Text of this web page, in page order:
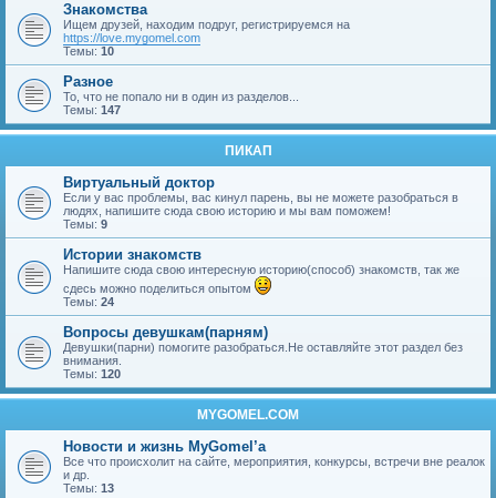
Знакомства
Ищем друзей, находим подруг, регистрируемся на
https://love.mygomel.com
Темы: 10
Разное
То, что не попало ни в один из разделов...
Темы: 147
ПИКАП
Виртуальный доктор
Если у вас проблемы, вас кинул парень, вы не можете разобраться в
людях, напишите сюда свою историю и мы вам поможем!
Темы: 9
Истории знакомств
Напишите сюда свою интересную историю(способ) знакомств, так же
сдесь можно поделиться опытом
Темы: 24
Вопросы девушкам(парням)
Девушки(парни) помогите разобраться.Не оставляйте этот раздел без
внимания.
Темы: 120
MYGOMEL.COM
Новости и жизнь MyGomel’a
Все что происхолит на сайте, мероприятия, конкурсы, встречи вне реалок
и др.
Темы: 13